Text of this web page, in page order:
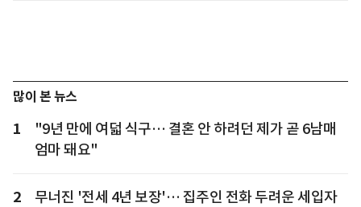
많이 본 뉴스
1
"9년 만에 여덟 식구… 결혼 안 하려던 제가 곧 6남매
엄마 돼요"
2 무너진 '전세 4년 보장'… 집주인 전화 두려운 세입자